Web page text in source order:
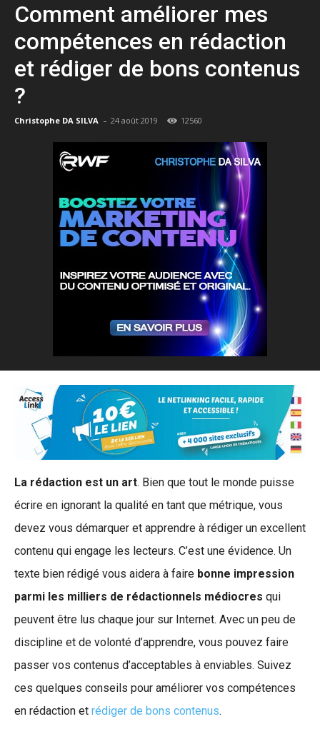
Comment améliorer mes
compétences en rédaction
et rédiger de bons contenus
?
Christophe DA SILVA - 24 août 2019 12560
La rédaction est un art. Bien que tout le monde puisse
écrire en ignorant la qualité en tant que métrique, vous
devez vous démarquer et apprendre à rédiger un excellent
contenu qui engage les lecteurs. C’est une évidence. Un
texte bien rédigé vous aidera à faire bonne impression
parmi les milliers de rédactionnels médiocres qui
peuvent être lus chaque jour sur Internet. Avec un peu de
discipline et de volonté d’apprendre, vous pouvez faire
passer vos contenus d’acceptables à enviables. Suivez
ces quelques conseils pour améliorer vos compétences
en rédaction et rédiger de bons contenus.